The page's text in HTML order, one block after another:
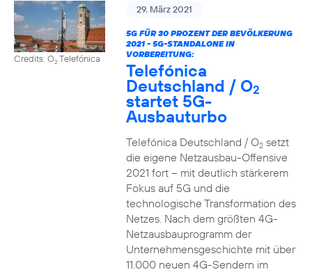
Credits: O2Telefónica
29. März 2021
5G FÜR 30 PROZENT DER BEVÖLKERUNG
2021 - 5G-STANDALONE IN
VORBEREITUNG:
Telefónica
Deutschland / O2
startet 5G-
Ausbauturbo
Telefónica Deutschland / O2setzt
die eigene Netzausbau-Offensive
2021 fort – mit deutlich stärkerem
Fokus auf 5G und die
technologische Transformation des
Netzes. Nach dem größten 4G-
Netzausbauprogramm der
Unternehmensgeschichte mit über
11.000 neuen 4G-Sendern im